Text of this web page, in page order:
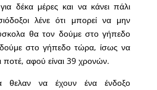
δέκα μέρες και να κάνει πάλι
λένε ότι μπορεί να μην
θα τον δούμε στο γήπεδο
στο γήπεδο τώρα, ίσως να
ποτέ, αφού είναι 39 χρονών.
θελαν να έχουν ένα ένδοξο